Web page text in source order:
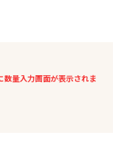
量入力画面が表示されま